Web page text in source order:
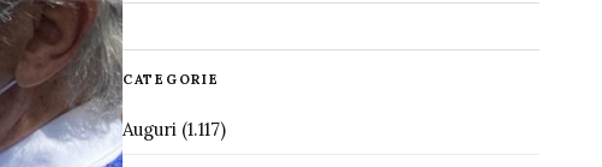
CATEGORIE
Auguri(1.117)